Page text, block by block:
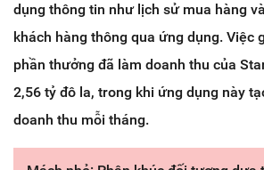
dụng thông tin như lịch sử mua hàng
khách hàng thông qua ứng dụng. Việc
phần thưởng đã làm doanh thu của
2,56 tỷ đô la, trong khi ứng dụng này
doanh thu mỗi tháng.